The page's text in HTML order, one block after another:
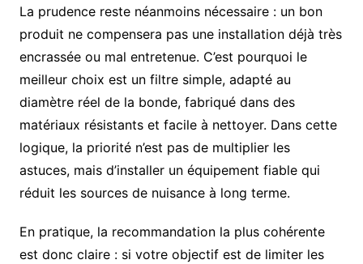
La prudence reste néanmoins nécessaire : un bon
produit ne compensera pas une installation déjà très
encrassée ou mal entretenue. C’est pourquoi le
meilleur choix est un filtre simple, adapté au
diamètre réel de la bonde, fabriqué dans des
matériaux résistants et facile à nettoyer. Dans cette
logique, la priorité n’est pas de multiplier les
astuces, mais d’installer un équipement fiable qui
réduit les sources de nuisance à long terme.
En pratique, la recommandation la plus cohérente
est donc claire : si votre objectif est de limiter les